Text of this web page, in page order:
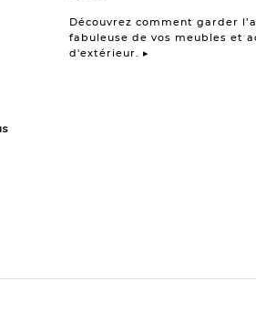
Découvrez comment garder
fabuleuse de vos meubles et
d'extérieur. ▸